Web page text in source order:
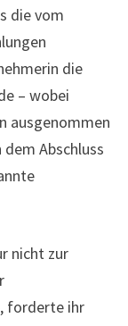
die vom
die
– wobei
ausgenommen
Abschluss
nicht zur
forderte ihr